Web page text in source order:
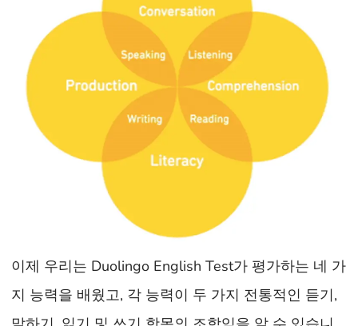
이제 우리는 Duolingo English Test가 평가하는 네 가
지 능력을 배웠고, 각 능력이 두 가지 전통적인 듣기,